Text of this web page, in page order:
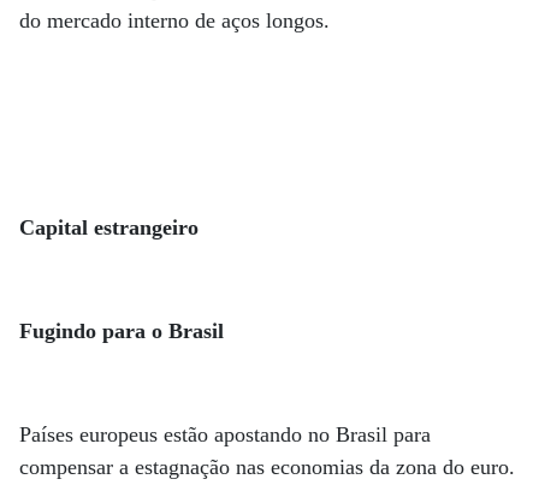
do mercado interno de aços longos.
Capital estrangeiro
Fugindo para o Brasil
Países europeus estão apostando no Brasil para
compensar a estagnação nas economias da zona do euro.